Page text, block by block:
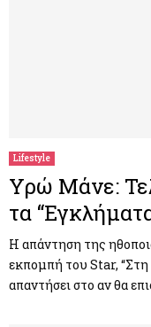
Lifestyle
Υρώ Μάνε:
τα
Η απάντηση της
εκπομπή του Star,
απαντήσει στο αν θα